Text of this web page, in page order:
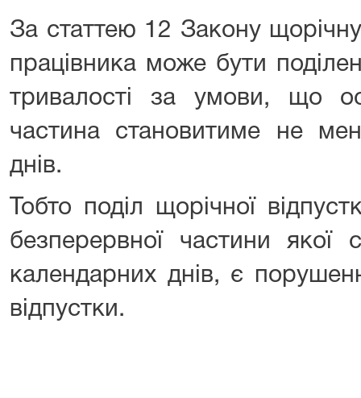
За статтею 12 Закону
працiвника може бути
тривалостi за умови, що
частина становитиме не
днiв.
Тобто подiл щорiчної
безперервної частини
календарних днiв, є
вiдпустки.